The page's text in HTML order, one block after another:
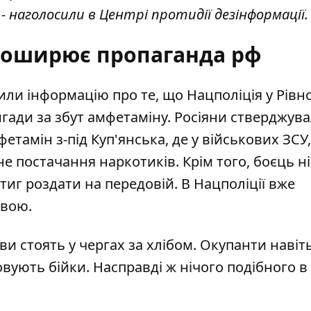
в Центрі протидії дезінформації.
пропаганда рф
інформацію про те, що Нацполіція у
за збут амфетаміну. Росіяни
з-під Куп'янська, де у військових
наркотиків. Крім того, боєць
роздати на передовій. В Нацполіції вже
стоять у чергах за хлібом. Окупанти
бійки. Насправді ж нічого подібного в